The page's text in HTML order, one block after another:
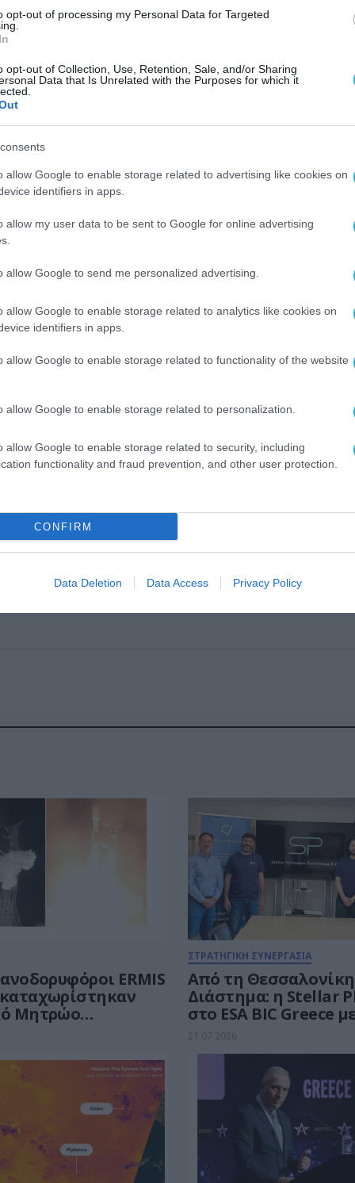
opt-out of processing my Personal Data for Targeted
opt-out of Collection, Use, Retention, Sale, and/or Sharing
Data that Is Unrelated with the Purposes for which it
allow Google to enable storage related to advertising like cookies on
identifiers in apps.
allow my user data to be sent to Google for online advertising
allow Google to send me personalized advertising.
allow Google to enable storage related to analytics like cookies on
identifiers in apps.
allow Google to enable storage related to functionality of the website
allow Google to enable storage related to personalization.
allow Google to enable storage related to security, including
functionality and fraud prevention, and other user protection.
CONFIRM
Data Deletion Data Access Privacy Policy
αποστολών στη Γη χάνουν την επαφή με
το Ingenuity είναι προσγειωμένο και
Γη. Αυτό γίνεται για να αποτραπεί η
λειτουργίες των ρομπότ ή του
στόλο της στον Άρη για δύο εβδομάδες, από
Πλανήτης βρίσκονται σε αντίθετες
το φαινόμενο συμβαίνει κάθε δύο χρόνια», η
επειδή το καυτό, ιονισμένο αέριο που
ενδεχομένως να καταστρέψει τα
Γη στο διαστημόπλοιο της NASA στον Άρη,
11 Νοεμβρίου και θα επαναληφθούν στις 25
του Άρη σταματούν, θα συνεχίσουν να
του Άρη, τον καιρό και την κίνηση της
προετοιμάζοντας λίστες υποχρεώσεων για
του Mars Relay Network Roy Gladden
νέα τους και να ελέγξουμε την κατάσταση
ευρεία πλευρά του ήλιου και θα είναι
πριν από την αυγή. Σε περίπου ένα χρόνο θα
για το μεγαλύτερο μέρος της νύχτας πάνω
ERMIS
Μητρώο
Αντικειμένων
ΣΤΡΑΤΗΓΙΚΗ ΣΥΝΕΡΓΑΣΙΑ
Από τη
Διάστημα: η Stellar
στο ESA BIC Greece
γενιά δορυφορικών
φωτονικών
21.07.2026